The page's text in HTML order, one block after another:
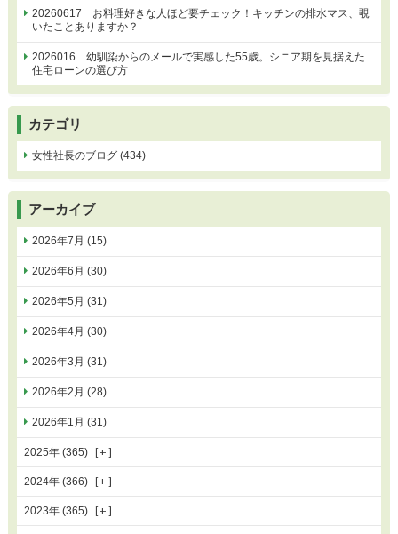
20260617 お料理好きな人ほど要チェック！キッチンの排水マス、覗
いたことありますか？
2026016 幼馴染からのメールで実感した55歳。シニア期を見据えた
住宅ローンの選び方
カテゴリ
女性社長のブログ (434)
アーカイブ
2026年7月 (15)
2026年6月 (30)
2026年5月 (31)
2026年4月 (30)
2026年3月 (31)
2026年2月 (28)
2026年1月 (31)
2025年 (365)
2024年 (366)
2023年 (365)